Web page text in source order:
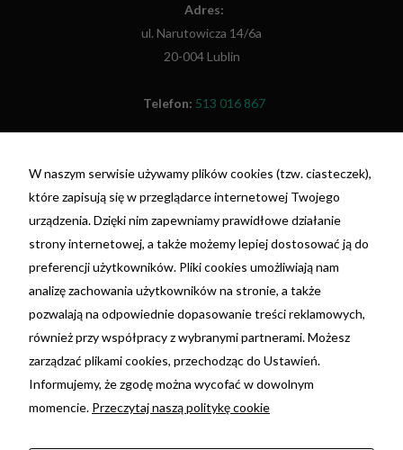
Adres:
ul. Narutowicza 14/6a
20-004 Lublin
Telefon: 513 016 867
NIP: 7692055698
REGON: 381396675
nr konta: 29 1020 3150 0000 3202 0110 4199 -
PKO BP
Ta strona korzysta z plików cookie. Używając tej
strony wyrażasz zgodę na używanie plików
cookie, zgodnie z aktualnymi ustawieniami
Twojej przeglądarki. Możesz dowiedzieć się
więcej w jakim celu są używane oraz o zmianie
W naszym serwisie używamy plików cookies (tzw. ciasteczek),
które zapisują się w przeglądarce internetowej Twojego
urządzenia. Dzięki nim zapewniamy prawidłowe działanie
strony internetowej, a także możemy lepiej dostosować ją do
preferencji użytkowników. Pliki cookies umożliwiają nam
analizę zachowania użytkowników na stronie, a także
pozwalają na odpowiednie dopasowanie treści reklamowych,
również przy współpracy z wybranymi partnerami. Możesz
zarządzać plikami cookies, przechodząc do Ustawień.
Informujemy, że zgodę można wycofać w dowolnym
momencie. Przeczytaj naszą politykę cookie